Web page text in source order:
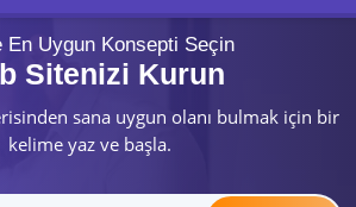
En Uygun Konsepti Seçin
Sitenizi Kurun
sana uygun olanı bulmak için bir
kelime yaz ve başla.